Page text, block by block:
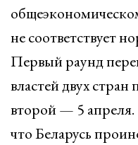
не соответствует
Первый раунд
властей двух
второй — 5 апреля.
что Беларусь